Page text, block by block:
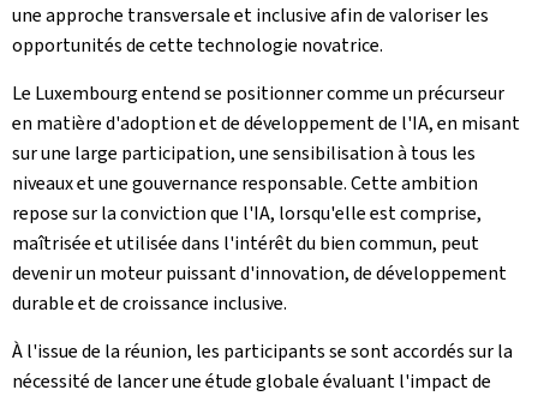
une approche transversale et inclusive afin de valoriser les
opportunités de cette technologie novatrice.
Le Luxembourg entend se positionner comme un précurseur
en matière d'adoption et de développement de l'IA, en misant
sur une large participation, une sensibilisation à tous les
niveaux et une gouvernance responsable. Cette ambition
repose sur la conviction que l'IA, lorsqu'elle est comprise,
maîtrisée et utilisée dans l'intérêt du bien commun, peut
devenir un moteur puissant d'innovation, de développement
durable et de croissance inclusive.
À l'issue de la réunion, les participants se sont accordés sur la
nécessité de lancer une étude globale évaluant l'impact de